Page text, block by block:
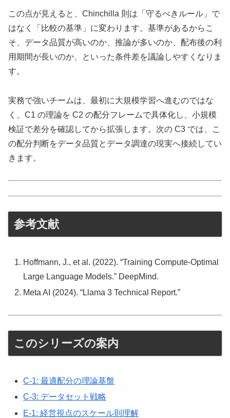
この点が見えると、Chinchilla 則は「守るべきルール」で
はなく「比較の基準」に変わります。基準があるからこ
そ、データ品質が高いのか、推論が多いのか、配布後の利
用期間が長いのか、といった条件差を議論しやすくなりま
す。
実務で強いチームは、最初に大規模学習へ進むのではな
く、C1 の理論を C2 の配分フレームで具体化し、小規模
検証で差分を確認してから拡張します。次の C3 では、こ
の配分判断をデータ品質とデータ調達の現実へ接続してい
きます。
参考文献
Hoffmann, J., et al. (2022). “Training Compute-Optimal
Large Language Models.” DeepMind.
Meta AI (2024). “Llama 3 Technical Report.”
このシリーズの案内
C-1: 最適配分の理論基盤
C-3: データセット戦略
E-1: 経営視点のスケール則理解